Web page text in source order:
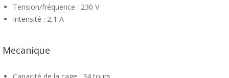
Tension/fréquence : 230 V
Intensité : 2,1 A
Mecanique